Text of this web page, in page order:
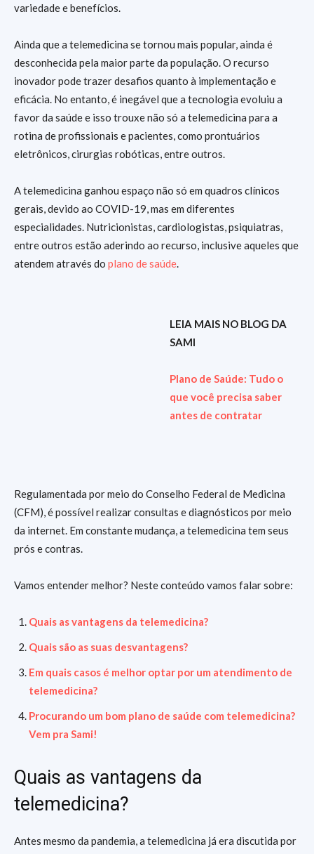
variedade e benefícios.
Ainda que a telemedicina se tornou mais popular, ainda é
desconhecida pela maior parte da população. O recurso
inovador pode trazer desafios quanto à implementação e
eficácia. No entanto, é inegável que a tecnologia evoluiu a
favor da saúde e isso trouxe não só a telemedicina para a
rotina de profissionais e pacientes, como prontuários
eletrônicos, cirurgias robóticas, entre outros.
A telemedicina ganhou espaço não só em quadros clínicos
gerais, devido ao COVID-19, mas em diferentes
especialidades. Nutricionistas, cardiologistas, psiquiatras,
entre outros estão aderindo ao recurso, inclusive aqueles que
atendem através do plano de saúde.
LEIA MAIS NO BLOG DA
SAMI
Plano de Saúde: Tudo o
que você precisa saber
antes de contratar
Regulamentada por meio do Conselho Federal de Medicina
(CFM), é possível realizar consultas e diagnósticos por meio
da internet. Em constante mudança, a telemedicina tem seus
prós e contras.
Vamos entender melhor? Neste conteúdo vamos falar sobre:
Quais as vantagens da telemedicina?
Quais são as suas desvantagens?
Em quais casos é melhor optar por um atendimento de
telemedicina?
Procurando um bom plano de saúde com telemedicina?
Vem pra Sami!
Quais as vantagens da
telemedicina?
Antes mesmo da pandemia, a telemedicina já era discutida por